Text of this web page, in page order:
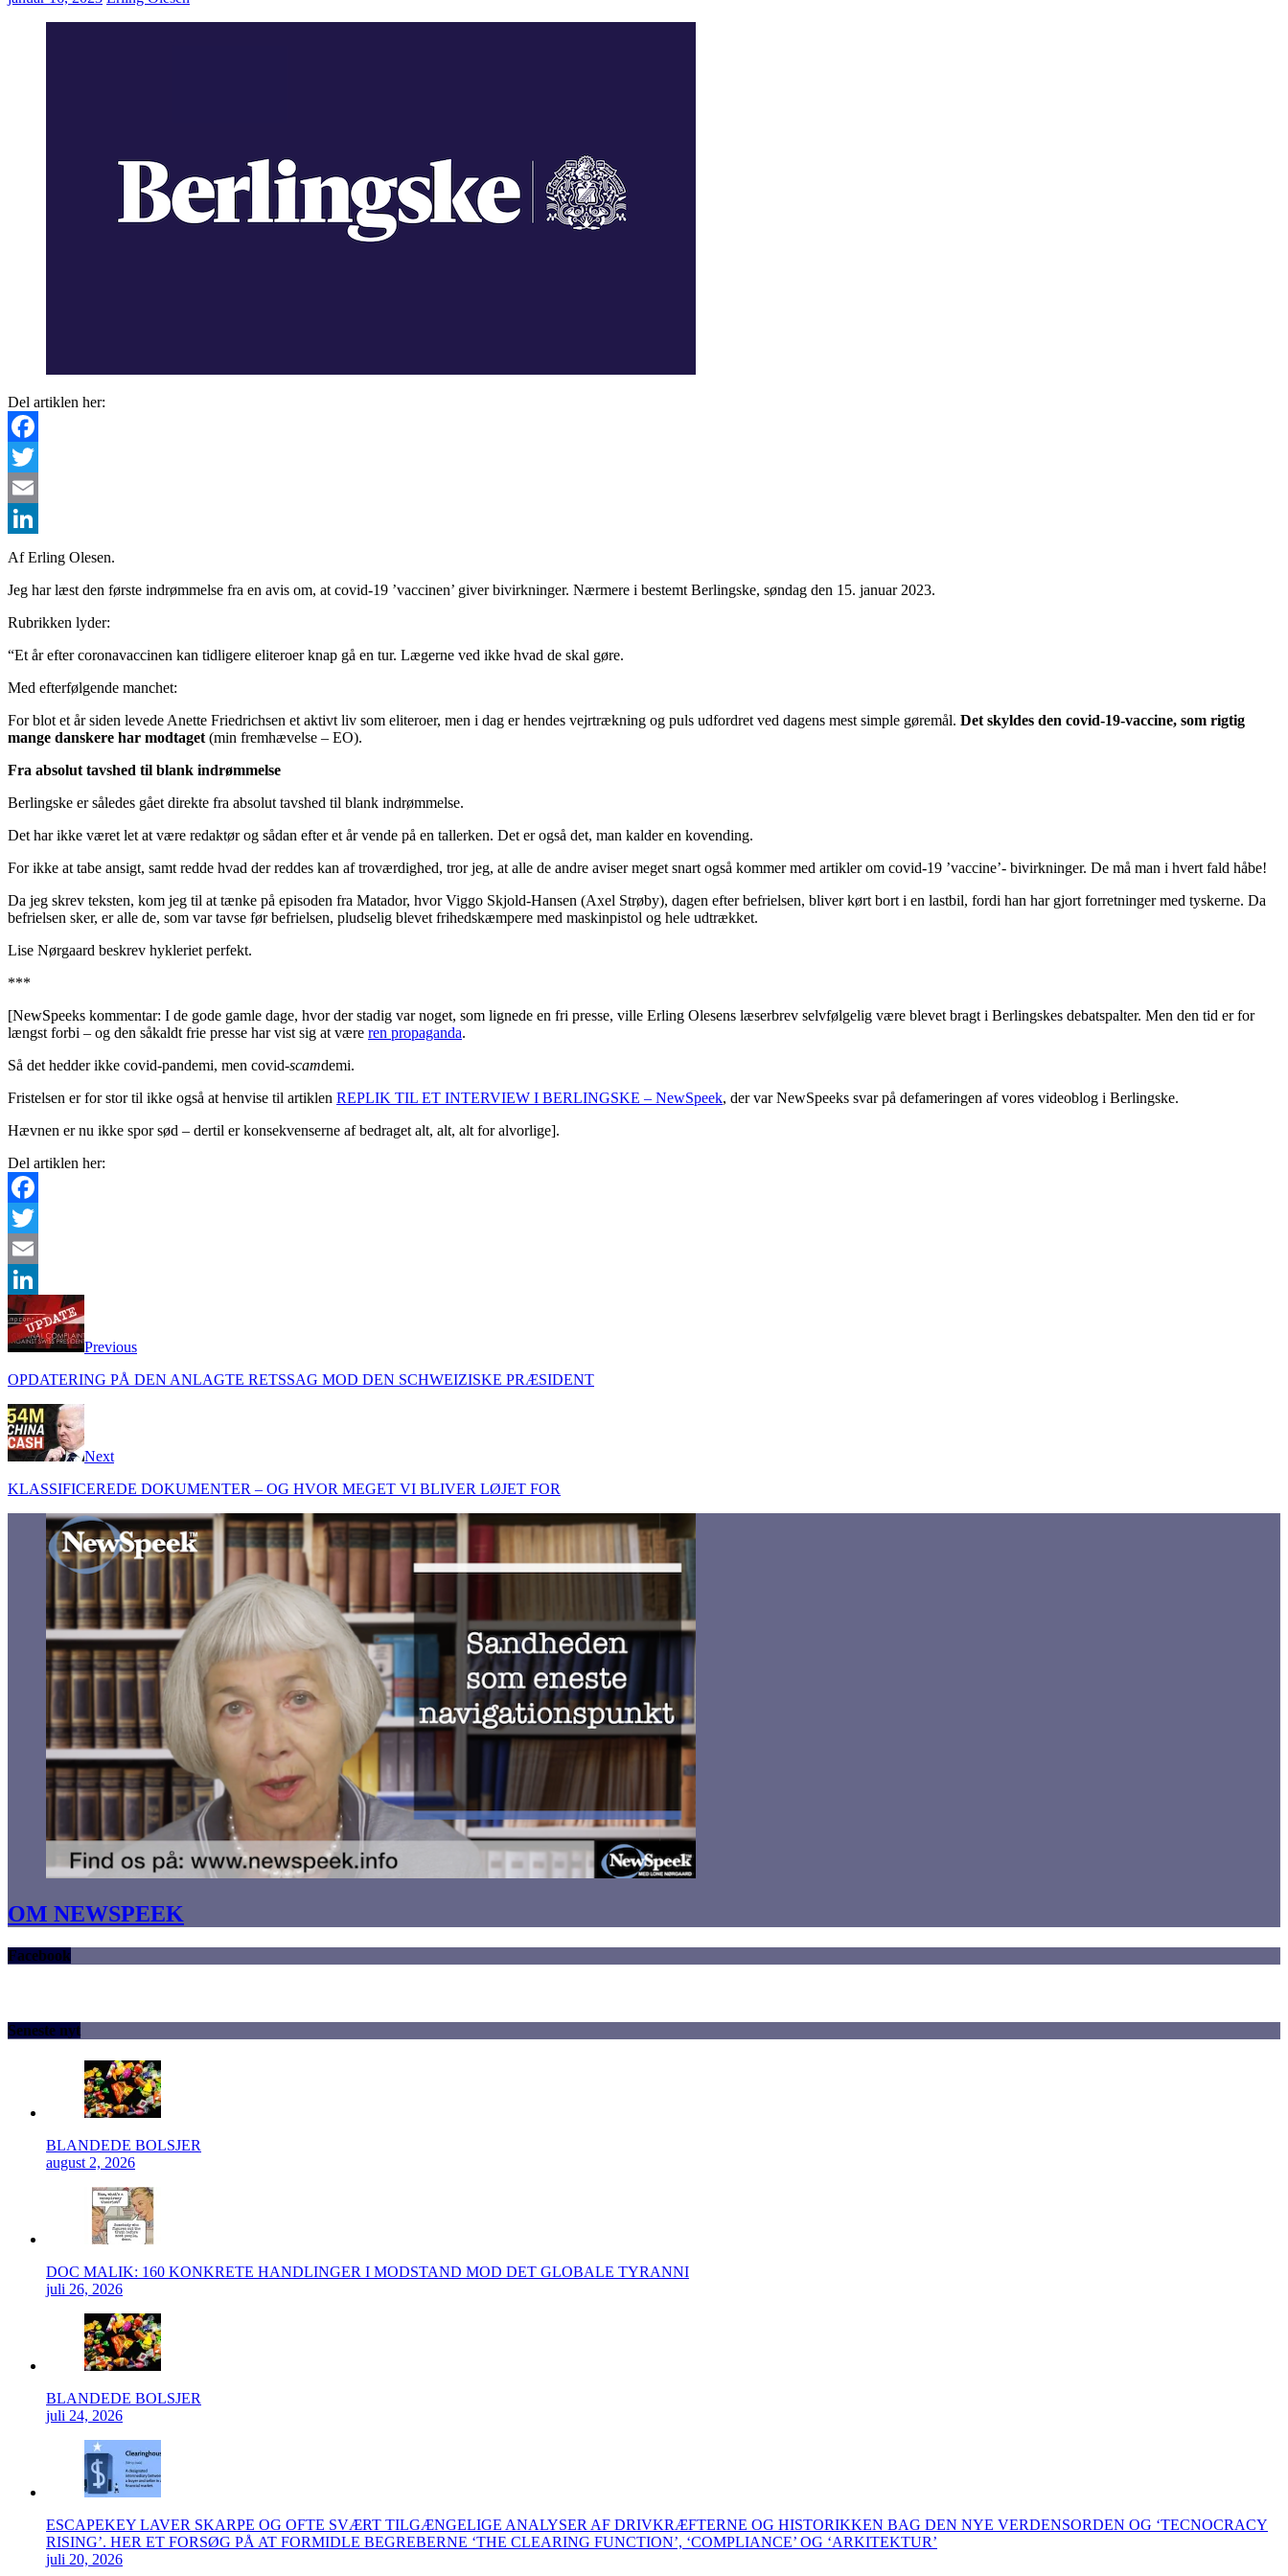
Del artiklen her:
Facebook
Twitter
Email
LinkedIn
Af Erling Olesen.
Jeg har læst den første indrømmelse fra en avis om, at covid-19 ’vaccinen’ giver bivirkninger. Nærmere i bestemt Berlingske, søndag den 15. januar 2023.
Rubrikken lyder:
“Et år efter coronavaccinen kan tidligere eliteroer knap gå en tur. Lægerne ved ikke hvad de skal gøre.
Med efterfølgende manchet:
For blot et år siden levede Anette Friedrichsen et aktivt liv som eliteroer, men i dag er hendes vejrtrækning og puls udfordret ved dagens mest simple gøremål. Det skyldes den covid-19-vaccine, som rigtig
mange danskere har modtaget (min fremhævelse – EO).
Fra absolut tavshed til blank indrømmelse
Berlingske er således gået direkte fra absolut tavshed til blank indrømmelse.
Det har ikke været let at være redaktør og sådan efter et år vende på en tallerken. Det er også det, man kalder en kovending.
For ikke at tabe ansigt, samt redde hvad der reddes kan af troværdighed, tror jeg, at alle de andre aviser meget snart også kommer med artikler om covid-19 ’vaccine’- bivirkninger. De må man i hvert fald håbe!
Da jeg skrev teksten, kom jeg til at tænke på episoden fra Matador, hvor Viggo Skjold-Hansen (Axel Strøby), dagen efter befrielsen, bliver kørt bort i en lastbil, fordi han har gjort forretninger med tyskerne. Da
befrielsen sker, er alle de, som var tavse før befrielsen, pludselig blevet frihedskæmpere med maskinpistol og hele udtrækket.
Lise Nørgaard beskrev hykleriet perfekt.
***
[NewSpeeks kommentar: I de gode gamle dage, hvor der stadig var noget, som lignede en fri presse, ville Erling Olesens læserbrev selvfølgelig være blevet bragt i Berlingskes debatspalter. Men den tid er for
længst forbi – og den såkaldt frie presse har vist sig at være ren propaganda.
Så det hedder ikke covid-pandemi, men covid-scamdemi.
Fristelsen er for stor til ikke også at henvise til artiklen REPLIK TIL ET INTERVIEW I BERLINGSKE – NewSpeek, der var NewSpeeks svar på defameringen af vores videoblog i Berlingske.
Hævnen er nu ikke spor sød – dertil er konsekvenserne af bedraget alt, alt, alt for alvorlige].
Del artiklen her:
Facebook
Twitter
Email
LinkedIn
Previous
OPDATERING PÅ DEN ANLAGTE RETSSAG MOD DEN SCHWEIZISKE PRÆSIDENT
Next
KLASSIFICEREDE DOKUMENTER – OG HVOR MEGET VI BLIVER LØJET FOR
OM NEWSPEEK
Facebook
Seneste nyt
BLANDEDE BOLSJER
august 2, 2026
DOC MALIK: 160 KONKRETE HANDLINGER I MODSTAND MOD DET GLOBALE TYRANNI
juli 26, 2026
BLANDEDE BOLSJER
juli 24, 2026
ESCAPEKEY LAVER SKARPE OG OFTE SVÆRT TILGÆNGELIGE ANALYSER AF DRIVKRÆFTERNE OG HISTORIKKEN BAG DEN NYE VERDENSORDEN OG ‘TECNOCRACY
RISING’. HER ET FORSØG PÅ AT FORMIDLE BEGREBERNE ‘THE CLEARING FUNCTION’, ‘COMPLIANCE’ OG ‘ARKITEKTUR’
juli 20, 2026